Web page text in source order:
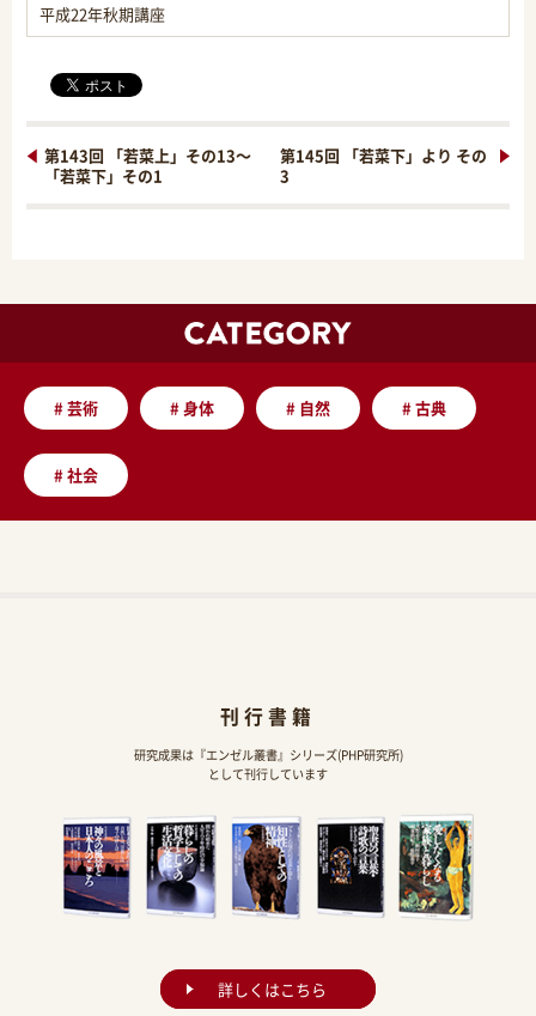
平成22年秋期講座
第143回 「若菜上」その13～
「若菜下」その1
第145回 「若菜下」より その
3
#芸術 #身体 # 自然 #古典
#社会
刊行書籍
研究成果は『エンゼル叢書』シリーズ(PHP研究所)
として刊行しています
詳しくはこちら